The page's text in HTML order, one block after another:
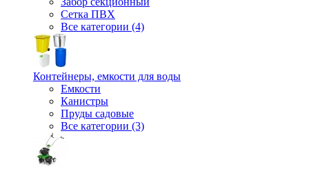
Сетка ПВХ
Все категории (4)
Контейнеры, емкости для воды
Емкости
Канистры
Пруды садовые
Все категории (3)